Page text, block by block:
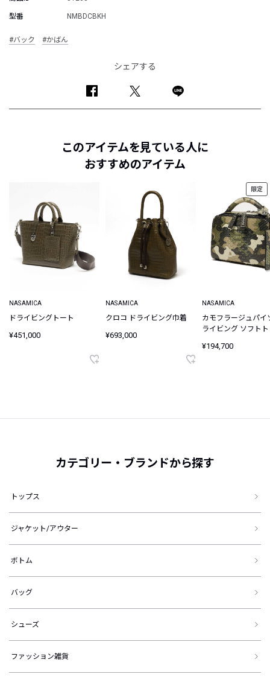
型番 NMBDCBKH
#バック #かばん
シェアする
このアイテムを見ている人に
おすすめのアイテム
NASAMICA
ドライビングトート
¥451,000
NASAMICA
クロコ ドライビング巾着
¥693,000
限定
NASAMICA
カモフラージュパイ
ライビング ソフト
¥194,700
カテゴリー・ブランドから探す
トップス
ジャケット/アウター
ボトム
バッグ
シューズ
ファッション雑貨